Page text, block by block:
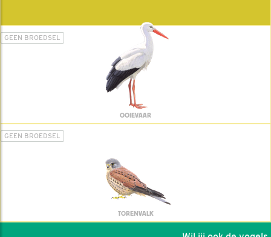
GEEN BROEDSEL
OOIEVAAR
GEEN BROEDSEL
TORENVALK